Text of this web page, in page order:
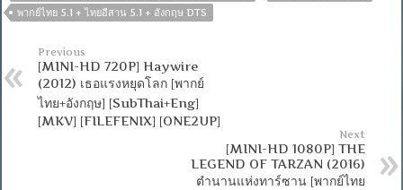
พากย์ไทย 5.1 + ไทยอีสาน 5.1 + อังกฤษ DTS
Previous
[MINI-HD 720P] Haywire
(2012) เธอแรงหยุดโลก [พากย์
ไทย+อังกฤษ] [SubThai+Eng]
[MKV] [FILEFENIX] [ONE2UP]
Next
[MINI-HD 1080P] THE
LEGEND OF TARZAN (2016)
ตำนานแห่งทาร์ซาน [พากย์ไทย